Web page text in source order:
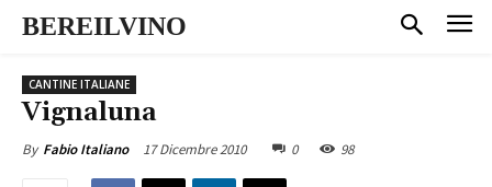
BEREILVINO
CANTINE ITALIANE
Vignaluna
By Fabio Italiano 17 Dicembre 2010 0 98